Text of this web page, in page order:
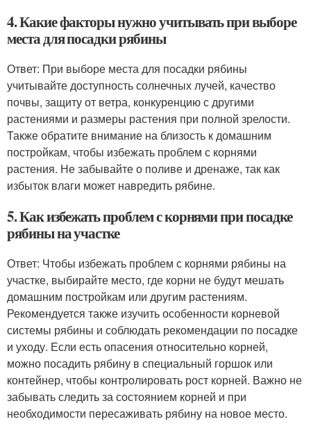
4. Какие факторы нужно учитывать при выборе
места для посадки рябины
Ответ: При выборе места для посадки рябины
учитывайте доступность солнечных лучей, качество
почвы, защиту от ветра, конкуренцию с другими
растениями и размеры растения при полной зрелости.
Также обратите внимание на близость к домашним
постройкам, чтобы избежать проблем с корнями
растения. Не забывайте о поливе и дренаже, так как
избыток влаги может навредить рябине.
5. Как избежать проблем с корнями при посадке
рябины на участке
Ответ: Чтобы избежать проблем с корнями рябины на
участке, выбирайте место, где корни не будут мешать
домашним постройкам или другим растениям.
Рекомендуется также изучить особенности корневой
системы рябины и соблюдать рекомендации по посадке
и уходу. Если есть опасения относительно корней,
можно посадить рябину в специальный горшок или
контейнер, чтобы контролировать рост корней. Важно не
забывать следить за состоянием корней и при
необходимости пересаживать рябину на новое место.